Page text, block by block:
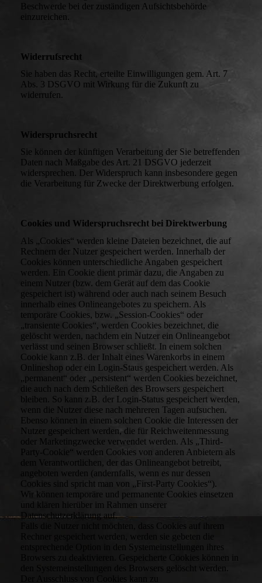
Beschwerde bei der zuständigen Aufsichtsbehörde
einzureichen.
Widerrufsrecht
Sie haben das Recht, erteilte Einwilligungen gem. Art. 7
Abs. 3 DSGVO mit Wirkung für die Zukunft zu
widerrufen.
Widerspruchsrecht
Sie können der künftigen Verarbeitung der Sie betreffenden
Daten nach Maßgabe des Art. 21 DSGVO jederzeit
widersprechen. Der Widerspruch kann insbesondere gegen
die Verarbeitung für Zwecke der Direktwerbung erfolgen.
Cookies und Widerspruchsrecht bei Direktwerbung
Als „Cookies“ werden kleine Dateien bezeichnet, die auf
Rechnern der Nutzer gespeichert werden. Innerhalb der
Cookies können unterschiedliche Angaben gespeichert
werden. Ein Cookie dient primär dazu, die Angaben zu
einem Nutzer (bzw. dem Gerät auf dem das Cookie
gespeichert ist) während oder auch nach seinem Besuch
innerhalb eines Onlineangebotes zu speichern. Als
temporäre Cookies, bzw. „Session-Cookies“ oder
„transiente Cookies“, werden Cookies bezeichnet, die
gelöscht werden, nachdem ein Nutzer ein Onlineangebot
verlässt und seinen Browser schließt. In einem solchen
Cookie kann z.B. der Inhalt eines Warenkorbs in einem
Onlineshop oder ein Login-Staus gespeichert werden. Als
„permanent“ oder „persistent“ werden Cookies bezeichnet,
die auch nach dem Schließen des Browsers gespeichert
bleiben. So kann z.B. der Login-Status gespeichert werden,
wenn die Nutzer diese nach mehreren Tagen aufsuchen.
Ebenso können in einem solchen Cookie die Interessen der
Nutzer gespeichert werden, die für Reichweitenmessung
oder Marketingzwecke verwendet werden. Als „Third-
Party-Cookie“ werden Cookies von anderen Anbietern als
dem Verantwortlichen, der das Onlineangebot betreibt,
angeboten werden (andernfalls, wenn es nur dessen
Cookies sind spricht man von „First-Party Cookies“).
Wir können temporäre und permanente Cookies einsetzen
und klären hierüber im Rahmen unserer
Datenschutzerklärung auf.
Falls die Nutzer nicht möchten, dass Cookies auf ihrem
Rechner gespeichert werden, werden sie gebeten die
entsprechende Option in den Systemeinstellungen ihres
Browsers zu deaktivieren. Gespeicherte Cookies können in
den Systemeinstellungen des Browsers gelöscht werden.